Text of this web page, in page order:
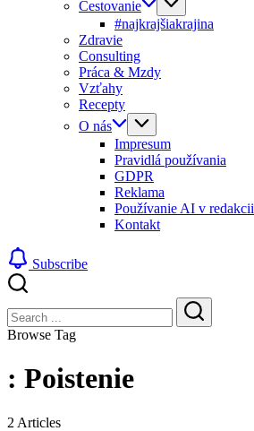
Cestovanie
#najkrajšiakrajina
Zdravie
Consulting
Práca & Mzdy
Vzťahy
Recepty
O nás
Impresum
Pravidlá používania
GDPR
Reklama
Používanie AI v redakcii
Kontakt
Subscribe
Search
Search
Browse Tag
: Poistenie
2 Articles